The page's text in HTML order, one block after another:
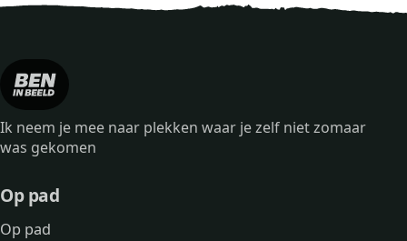
Ik neem je mee naar plekken waar je zelf niet zomaar
was gekomen
Op pad
Op pad